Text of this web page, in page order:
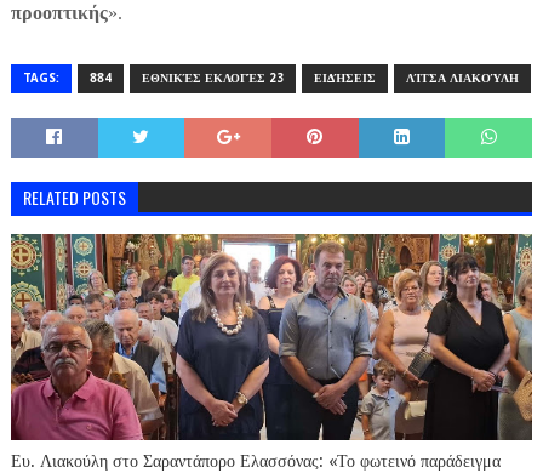
προοπτικής».
TAGS: 884 ΕΘΝΙΚΈΣ ΕΚΛΟΓΈΣ 23 ΕΙΔΉΣΕΙΣ ΛΊΤΣΑ ΛΙΑΚΟΎΛΗ
RELATED POSTS
Ευ. Λιακούλη στο Σαραντάπορο Ελασσόνας: «Το φωτεινό παράδειγμα